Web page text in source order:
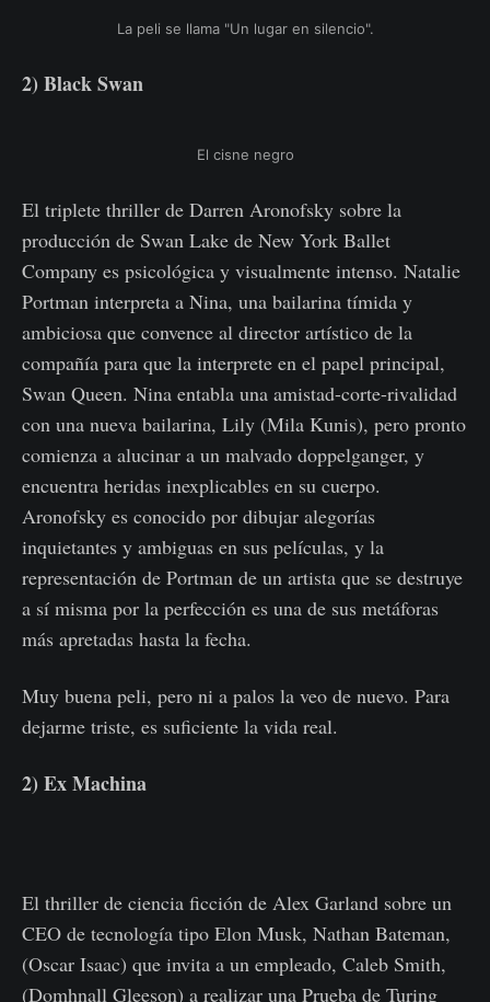
La peli se llama "Un lugar en silencio".
2) Black Swan
El cisne negro
El triplete thriller de Darren Aronofsky sobre la
producción de Swan Lake de New York Ballet
Company es psicológica y visualmente intenso. Natalie
Portman interpreta a Nina, una bailarina tímida y
ambiciosa que convence al director artístico de la
compañía para que la interprete en el papel principal,
Swan Queen. Nina entabla una amistad-corte-rivalidad
con una nueva bailarina, Lily (Mila Kunis), pero pronto
comienza a alucinar a un malvado doppelganger, y
encuentra heridas inexplicables en su cuerpo.
Aronofsky es conocido por dibujar alegorías
inquietantes y ambiguas en sus películas, y la
representación de Portman de un artista que se destruye
a sí misma por la perfección es una de sus metáforas
más apretadas hasta la fecha.
Muy buena peli, pero ni a palos la veo de nuevo. Para
dejarme triste, es suficiente la vida real.
2) Ex Machina
El thriller de ciencia ficción de Alex Garland sobre un
CEO de tecnología tipo Elon Musk, Nathan Bateman,
(Oscar Isaac) que invita a un empleado, Caleb Smith,
(Domhnall Gleeson) a realizar una Prueba de Turing